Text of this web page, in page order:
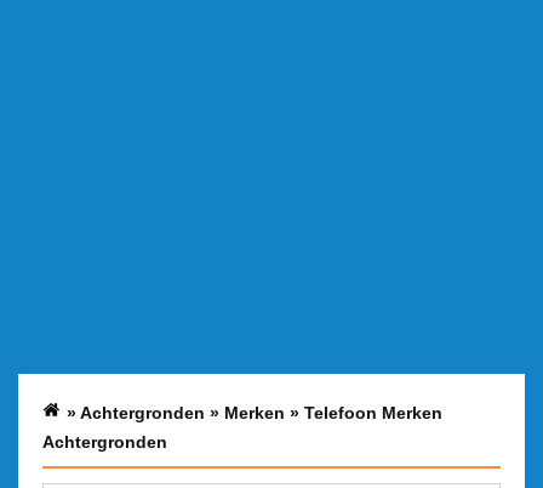
»Achtergronden » Merken » Telefoon Merken
Achtergronden